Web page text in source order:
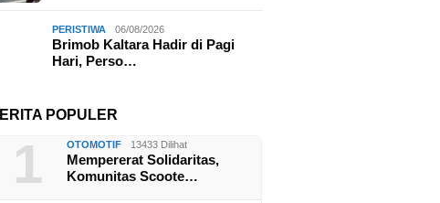
PERISTIWA 06/08/2026
Brimob Kaltara Hadir di Pagi
Hari, Perso…
POPULER
1 OTOMOTIF 13433 Dilihat
Mempererat Solidaritas,
Komunitas Scoote…